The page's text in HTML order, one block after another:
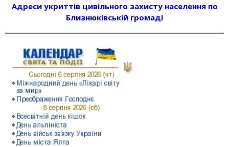
Адреси укриттів цивільного захисту населення по
Близнюківській громаді